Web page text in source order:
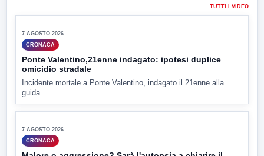
TUTTI I VIDEO